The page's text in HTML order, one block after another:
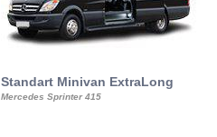
Standart Minivan ExtraLong
Mercedes Sprinter 415